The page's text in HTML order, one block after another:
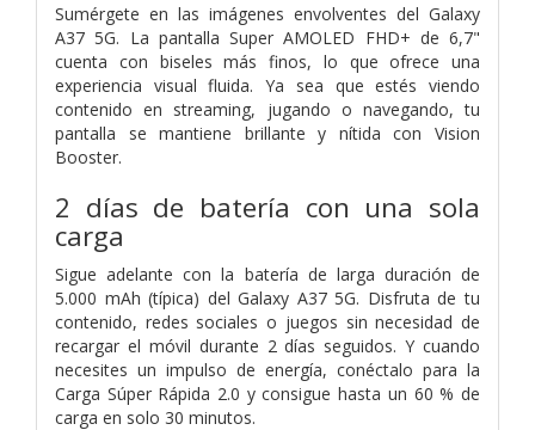
Sumérgete en las imágenes envolventes del Galaxy
A37 5G. La pantalla Super AMOLED FHD+ de 6,7"
cuenta con biseles más finos, lo que ofrece una
experiencia visual fluida. Ya sea que estés viendo
contenido en streaming, jugando o navegando, tu
pantalla se mantiene brillante y nítida con Vision
Booster.
2 días de batería con una sola
carga
Sigue adelante con la batería de larga duración de
5.000 mAh (típica) del Galaxy A37 5G. Disfruta de tu
contenido, redes sociales o juegos sin necesidad de
recargar el móvil durante 2 días seguidos. Y cuando
necesites un impulso de energía, conéctalo para la
Carga Súper Rápida 2.0 y consigue hasta un 60 % de
carga en solo 30 minutos.